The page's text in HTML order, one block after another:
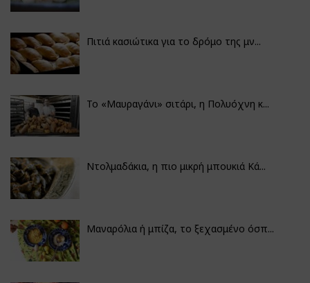
Πιτιά κασιώτικα για το δρόμο της μν...
Το «Μαυραγάνι» σιτάρι, η Πολυόχνη κ...
Ντολμαδάκια, η πιο μικρή μπουκιά Κά...
Μαναρόλια ή μπίζα, το ξεχασμένο όσπ...